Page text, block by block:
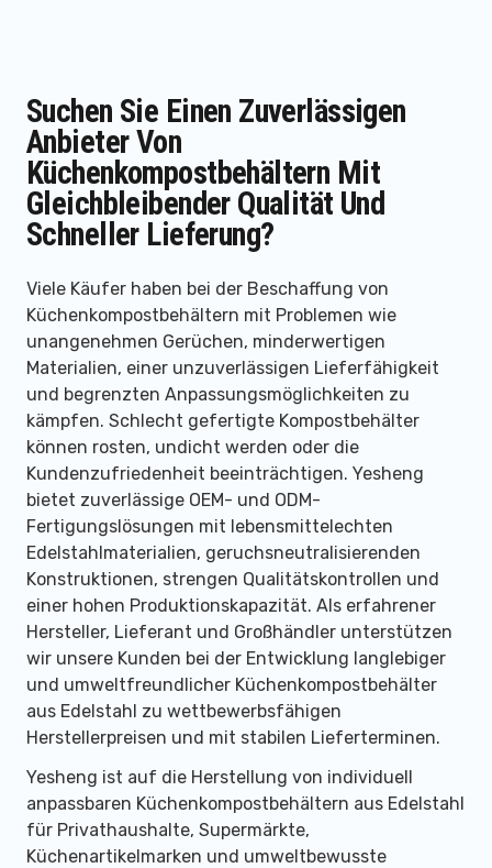
Suchen Sie Einen Zuverlässigen
Anbieter Von
Küchenkompostbehältern Mit
Gleichbleibender Qualität Und
Schneller Lieferung?
Viele Käufer haben bei der Beschaffung von
Küchenkompostbehältern mit Problemen wie
unangenehmen Gerüchen, minderwertigen
Materialien, einer unzuverlässigen Lieferfähigkeit
und begrenzten Anpassungsmöglichkeiten zu
kämpfen. Schlecht gefertigte Kompostbehälter
können rosten, undicht werden oder die
Kundenzufriedenheit beeinträchtigen. Yesheng
bietet zuverlässige OEM- und ODM-
Fertigungslösungen mit lebensmittelechten
Edelstahlmaterialien, geruchsneutralisierenden
Konstruktionen, strengen Qualitätskontrollen und
einer hohen Produktionskapazität. Als erfahrener
Hersteller, Lieferant und Großhändler unterstützen
wir unsere Kunden bei der Entwicklung langlebiger
und umweltfreundlicher Küchenkompostbehälter
aus Edelstahl zu wettbewerbsfähigen
Herstellerpreisen und mit stabilen Lieferterminen.
Yesheng ist auf die Herstellung von individuell
anpassbaren Küchenkompostbehältern aus Edelstahl
für Privathaushalte, Supermärkte,
Küchenartikelmarken und umweltbewusste